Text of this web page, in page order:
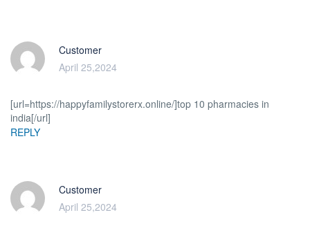
Customer
April 25,2024
[url=https://happyfamilystorerx.online/]top 10 pharmacies in
india[/url]
REPLY
Customer
April 25,2024